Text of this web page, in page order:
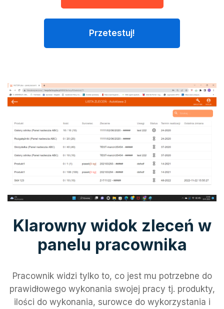
Przetestuj!
Klarowny widok zleceń w
panelu pracownika
Pracownik widzi tylko to, co jest mu potrzebne do
prawidłowego wykonania swojej pracy tj. produkty,
ilości do wykonania, surowce do wykorzystania i